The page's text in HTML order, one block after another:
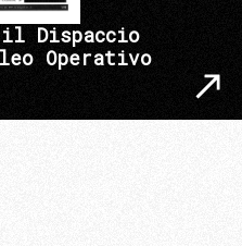
Dispaccio
Operativo